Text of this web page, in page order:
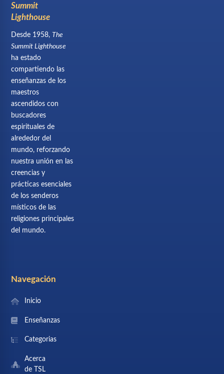
Summit
Lighthouse
Desde 1958, The
Summit Lighthouse
ha estado
compartiendo las
enseñanzas de los
maestros
ascendidos con
buscadores
espirituales de
alrededor del
mundo, reforzando
nuestra unión en las
creencias y
prácticas esenciales
de los senderos
místicos de las
religiones principales
del mundo.
Navegación
Inicio
Enseñanzas
Categorias
Acerca
de TSL